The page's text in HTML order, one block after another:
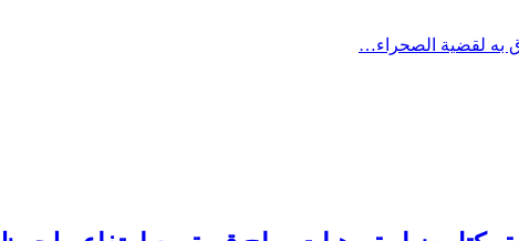
به لقضية الصحراء…